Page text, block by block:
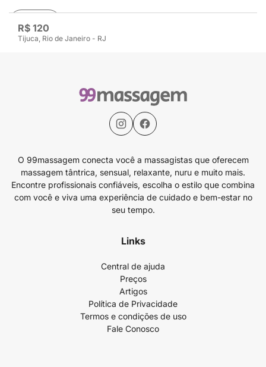
R$ 120
Tijuca, Rio de Janeiro - RJ
Avaliar
O 99massagem conecta você a massagistas que oferecem
massagem tântrica, sensual, relaxante, nuru e muito mais.
Encontre profissionais confiáveis, escolha o estilo que combina
com você e viva uma experiência de cuidado e bem-estar no
seu tempo.
Links
Central de ajuda
Preços
Artigos
Política de Privacidade
Termos e condições de uso
Fale Conosco